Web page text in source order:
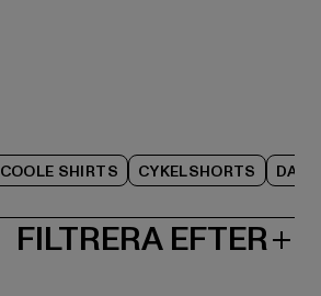
COOLE SHIRTS CYKELSHORTS
FILTRERA EFTER